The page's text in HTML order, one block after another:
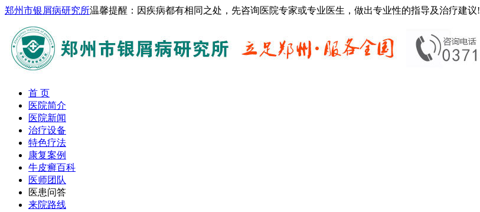
郑州市银屑病研究所温馨提醒：因疾病都有相同之处，先咨询医院专家或专业医生，做出专业性的指导及治疗建议!
首 页
医院简介
医院新闻
治疗设备
特色疗法
康复案例
牛皮癣百科
医师团队
医患问答
来院路线